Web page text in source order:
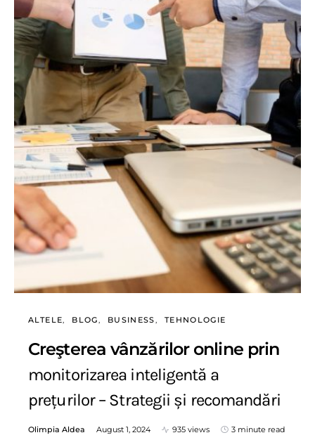
ALTELE BLOG BUSINESS TEHNOLOGIE
Creşterea vânzărilor online prin
monitorizarea inteligentă a
prețurilor – Strategii și recomandări
Olimpia Aldea August 1, 2024 935 views 3 minute read